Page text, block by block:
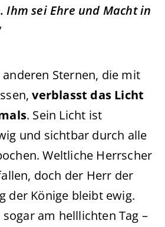
Ihm sei Ehre und Macht in
anderen Sternen, die mit
verblasst das Licht
. Sein Licht ist
und sichtbar durch alle
Weltliche Herrscher
doch der Herr der
der Könige bleibt ewig.
am helllichten Tag –